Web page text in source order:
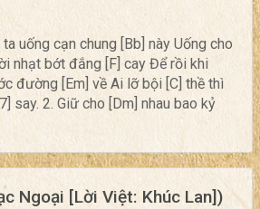
uống cạn chung [Bb] này Uống cho
nhạt bớt đắng [F] cay Để rồi khi
đường [Em] về Ai lỡ bội [C] thề thì
say. 2. Giữ cho [Dm] nhau bao kỷ
Ngoại [Lời Việt: Khúc Lan])